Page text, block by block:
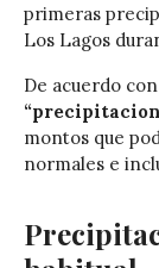
primeras
Los Lagos
De acuerdo
montos que
normales e